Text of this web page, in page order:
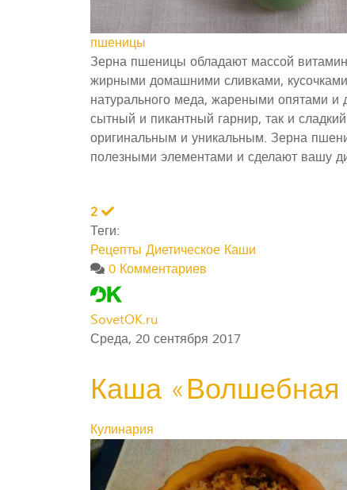
пшеницы
Зерна пшеницы обладают массой
жирными домашними сливками,
натурального меда, жареными опятами и
сытный и пикантный гарнир, так и
оригинальным и уникальным. Зерна
полезными элементами и сделают вашу
2
Теги:
Рецепты Диетическое Каши
0 Комментариев
SovetOK.ru
Среда, 20 сентября 2017
Каша «Волшебная
Кулинария